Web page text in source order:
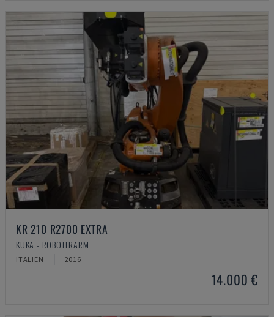
KR 210 R2700 EXTRA
KUKA - ROBOTERARM
ITALIEN 2016
14.000 €